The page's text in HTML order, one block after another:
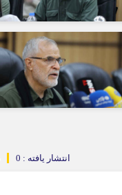
انتشار یافته : 0